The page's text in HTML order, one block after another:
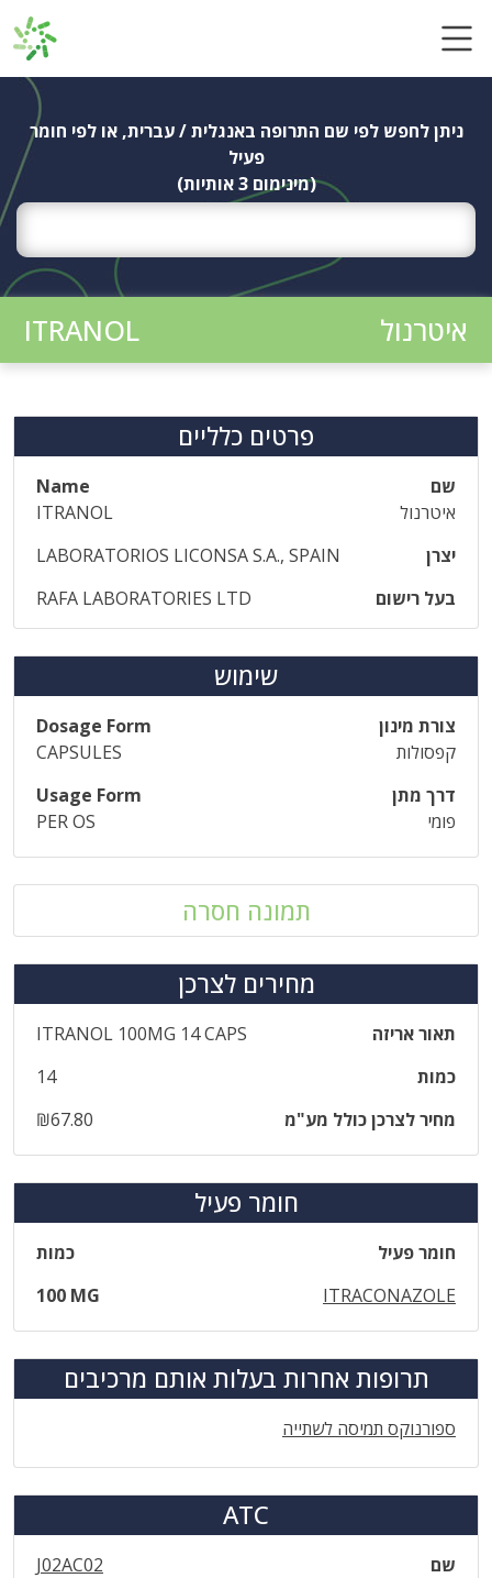
ניתן לחפש לפי שם התרופה באנגלית / עברית, או לפי חומר
פעיל
(מינימום 3 אותיות)
איטרנול ITRANOL
פרטים כלליים
שם
Name
איטרנול
ITRANOL
יצרן
LABORATORIOS LICONSA S.A., SPAIN
בעל רישום
RAFA LABORATORIES LTD
שימוש
צורת מינון
Dosage Form
קפסולות
CAPSULES
דרך מתן
Usage Form
פומי
PER OS
תמונה חסרה
מחירים לצרכן
תאור אריזה
‎ITRANOL‎ ‎100‎MG‎ ‎14‎ ‎CAPS
כמות
14
מחיר לצרכן כולל מע"מ
₪67.80
חומר פעיל
חומר פעיל
כמות
ITRACONAZOLE
100 MG
תרופות אחרות בעלות אותם מרכיבים
ספורנוקס תמיסה לשתייה
ATC
שם
J02AC02